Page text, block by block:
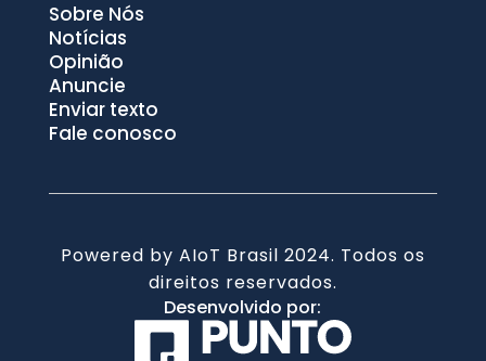
Sobre Nós
Notícias
Opinião
Anuncie
Enviar texto
Fale conosco
Powered by AIoT Brasil 2024. Todos os
direitos reservados.
Desenvolvido por: